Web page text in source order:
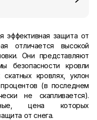
эффективная защита от
отличается высокой
Они представляют
безопасности кровли
кровлях, уклон
(в последнем
не скапливается).
цена которых
от снега.